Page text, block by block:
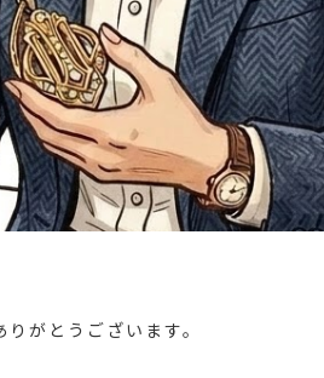
がとうございます。